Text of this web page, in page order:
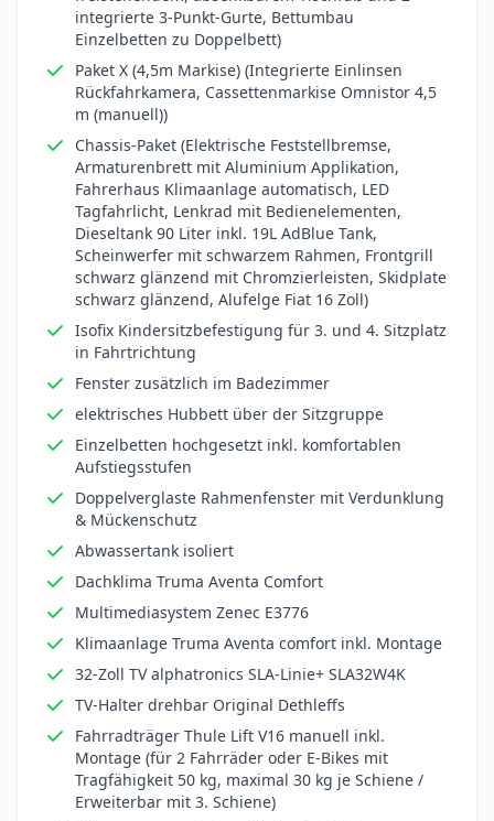
integrierte 3-Punkt-Gurte, Bettumbau
Einzelbetten zu Doppelbett)
Paket X (4,5m Markise) (Integrierte Einlinsen
Rückfahrkamera, Cassettenmarkise Omnistor 4,5
m (manuell))
Chassis-Paket (Elektrische Feststellbremse,
Armaturenbrett mit Aluminium Applikation,
Fahrerhaus Klimaanlage automatisch, LED
Tagfahrlicht, Lenkrad mit Bedienelementen,
Dieseltank 90 Liter inkl. 19L AdBlue Tank,
Scheinwerfer mit schwarzem Rahmen, Frontgrill
schwarz glänzend mit Chromzierleisten, Skidplate
schwarz glänzend, Alufelge Fiat 16 Zoll)
Isofix Kindersitzbefestigung für 3. und 4. Sitzplatz
in Fahrtrichtung
Fenster zusätzlich im Badezimmer
elektrisches Hubbett über der Sitzgruppe
Einzelbetten hochgesetzt inkl. komfortablen
Aufstiegsstufen
Doppelverglaste Rahmenfenster mit Verdunklung
& Mückenschutz
Abwassertank isoliert
Dachklima Truma Aventa Comfort
Multimediasystem Zenec E3776
Klimaanlage Truma Aventa comfort inkl. Montage
32-Zoll TV alphatronics SLA-Linie+ SLA32W4K
TV-Halter drehbar Original Dethleffs
Fahrradträger Thule Lift V16 manuell inkl.
Montage (für 2 Fahrräder oder E-Bikes mit
Tragfähigkeit 50 kg, maximal 30 kg je Schiene /
Erweiterbar mit 3. Schiene)